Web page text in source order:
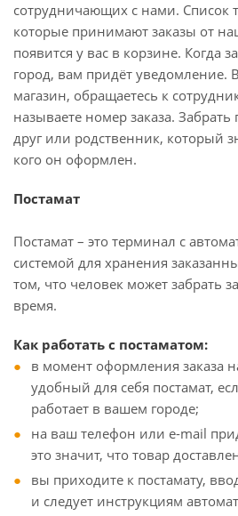
сотрудничающих с нами. Список
которые принимают заказы от
появится у вас в корзине. Когда
город, вам придёт уведомление.
магазин, обращаетесь к
называете номер заказа.
друг или родственник, который
кого он оформлен.
Постамат
Постамат – это терминал с
системой для хранения
том, что человек может забрать
время.
Как работать с постаматом:
в момент оформления заказа
удобный для себя постамат,
работает в вашем городе;
на ваш телефон или e-mail
это значит, что товар
вы приходите к постамату,
и следует инструкциям